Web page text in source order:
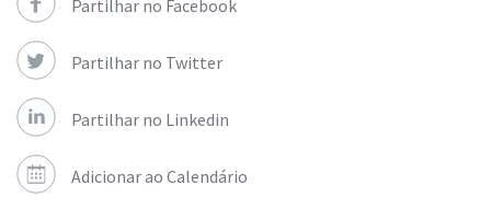
Partilhar no Facebook
Partilhar no Twitter
Partilhar no Linkedin
Adicionar ao Calendário